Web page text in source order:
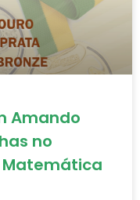
Amando
no
Matemática